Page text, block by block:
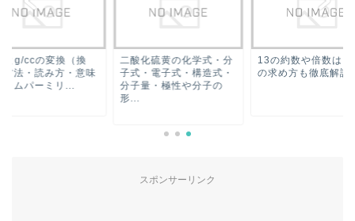
とg/ccの変換（換
方法・読み方・意味
ラムパーミリ...
二酸化硫黄の化学式・分
子式・電子式・構造式・
分子量・極性や分子の
形...
13の約数や倍数は？
の求め方も徹底解説
スポンサーリンク